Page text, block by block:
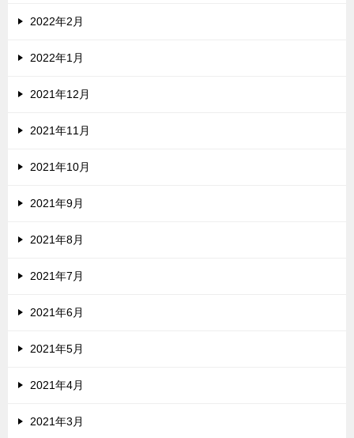
2022年2月
2022年1月
2021年12月
2021年11月
2021年10月
2021年9月
2021年8月
2021年7月
2021年6月
2021年5月
2021年4月
2021年3月